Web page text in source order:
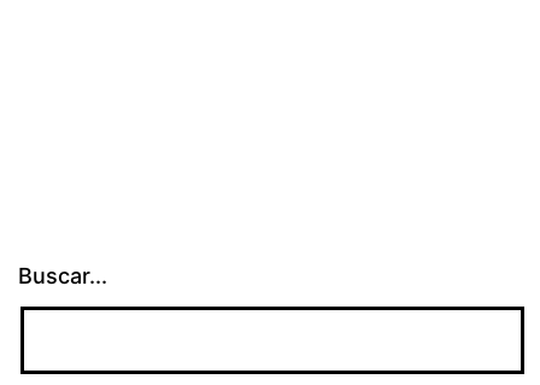
Buscar...